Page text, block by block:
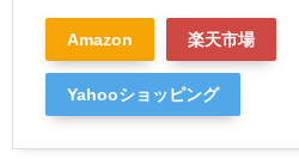
Amazon 楽天市場
Yahooショッピング